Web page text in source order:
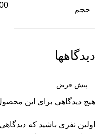
حجم
Mil
دیدگاهها
هیچ دیدگاهی برای این
اولین نفری باشید که